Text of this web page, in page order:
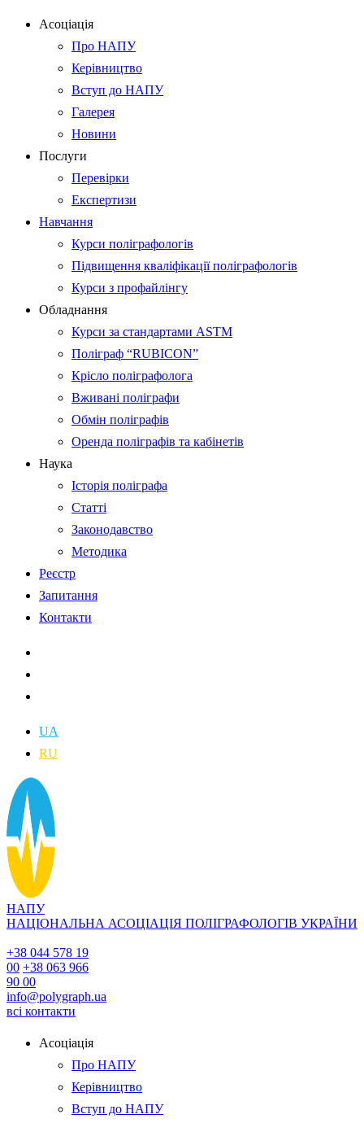
Асоціація
Про НАПУ
Керівництво
Вступ до НАПУ
Галерея
Новини
Послуги
Перевірки
Експертизи
Навчання
Курси поліграфологів
Підвищення кваліфікації поліграфологів
Курси з профайлінгу
Обладнання
Курси за стандартами ASTM
Поліграф “RUBICON”
Крісло поліграфолога
Вживані поліграфи
Обмін поліграфів
Оренда поліграфів та кабінетів
Наука
Історія поліграфа
Статті
Законодавство
Методика
Реєстр
Запитання
Контакти
UA
RU
НАПУ
НАЦІОНАЛЬНА АСОЦІАЦІЯ ПОЛІГРАФОЛОГІВ УКРАЇНИ
+38 044 578 19
00 +38 063 966
90 00
info@polygraph.ua
всі контакти
Асоціація
Про НАПУ
Керівництво
Вступ до НАПУ